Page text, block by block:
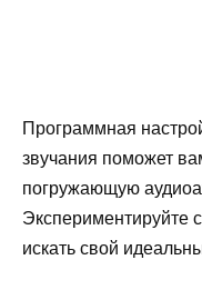
Программная
звучания поможет
погружающую
Экспериментируйте
искать свой